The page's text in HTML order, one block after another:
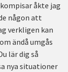
åkte jag
någon att
verkligen kan
ändå umgås
lär dig så
nya situationer